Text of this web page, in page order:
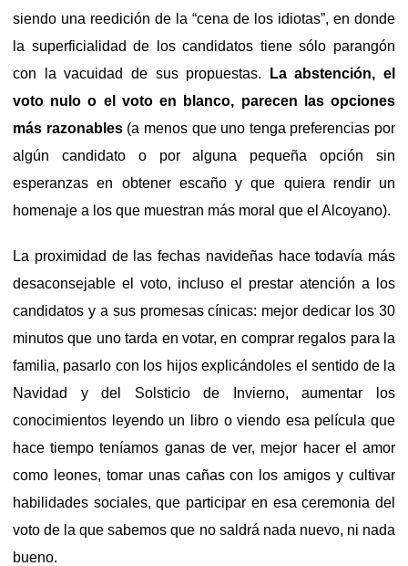
siendo una reedición de la “cena de los idiotas”, en donde
la superficialidad de los candidatos tiene sólo parangón
con la vacuidad de sus propuestas.
La abstención, el
voto nulo o el voto en blanco, parecen las opciones
más razonables(a menos que uno tenga preferencias por
algún candidato o por alguna pequeña opción sin
esperanzas en obtener escaño y que quiera rendir un
homenaje a los que muestran más moral que el Alcoyano).
La proximidad de las fechas navideñas hace todavía más
desaconsejable el voto, incluso el prestar atención a los
candidatos y a sus promesas cínicas: mejor dedicar los 30
minutos que uno tarda en votar, en comprar regalos para la
familia, pasarlo con los hijos explicándoles el sentido de la
Navidad y del Solsticio de Invierno, aumentar los
conocimientos leyendo un libro o viendo esa película que
hace tiempo teníamos ganas de ver, mejor hacer el amor
como leones, tomar unas cañas con los amigos y cultivar
habilidades sociales, que participar en esa ceremonia del
voto de la que sabemos que no saldrá nada nuevo, ni nada
bueno.